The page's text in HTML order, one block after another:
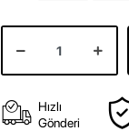
Hızlı
Gönderi